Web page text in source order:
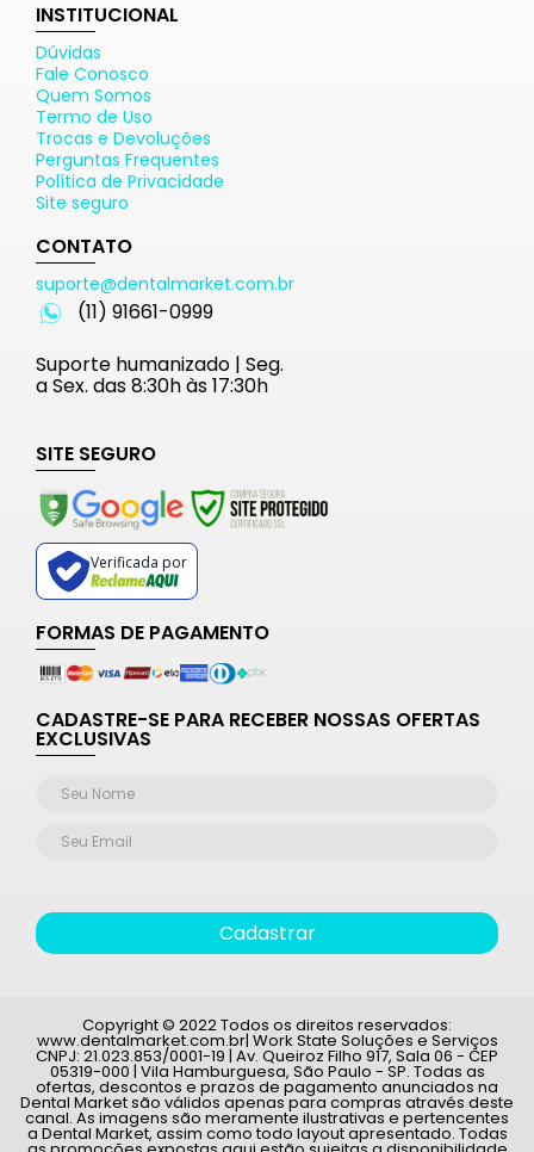
INSTITUCIONAL
Dúvidas
Fale Conosco
Quem Somos
Termo de Uso
Trocas e Devoluções
Perguntas Frequentes
Política de Privacidade
Site seguro
CONTATO
suporte@dentalmarket.com.br
(11) 91661-0999
Suporte humanizado | Seg.
a Sex. das 8:30h às 17:30h
SITE SEGURO
Verificada por
FORMAS DE PAGAMENTO
CADASTRE-SE PARA RECEBER NOSSAS OFERTAS
EXCLUSIVAS
Cadastrar
Copyright © 2022 Todos os direitos reservados:
www.dentalmarket.com.br| Work State Soluções e Serviços
CNPJ: 21.023.853/0001-19 | Av. Queiroz Filho 917, Sala 06 - CEP
05319-000 | Vila Hamburguesa, São Paulo - SP. Todas as
ofertas, descontos e prazos de pagamento anunciados na
Dental Market são válidos apenas para compras através deste
canal. As imagens são meramente ilustrativas e pertencentes
a Dental Market, assim como todo layout apresentado. Todas